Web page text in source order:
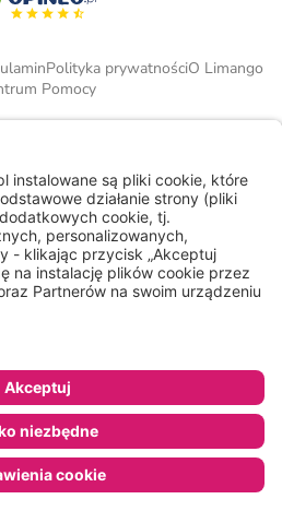
Polityka prywatnościO Limango
Pomocy